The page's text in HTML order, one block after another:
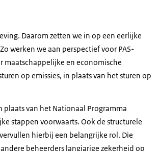
Daarom zetten we in op een eerlijke
werken we aan perspectief voor PAS-
maatschappelijke en economische
op emissies, in plaats van het sturen op
van het Nationaal Programma
stappen voorwaarts. Ook de structurele
hierbij een belangrijke rol. Die
beheerders langjarige zekerheid op